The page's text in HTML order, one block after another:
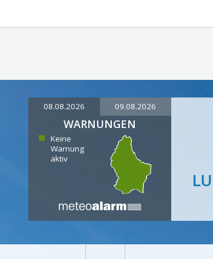
08.08.2026 09.08.2026
WARNUNGEN
Keine
Warnung
aktiv